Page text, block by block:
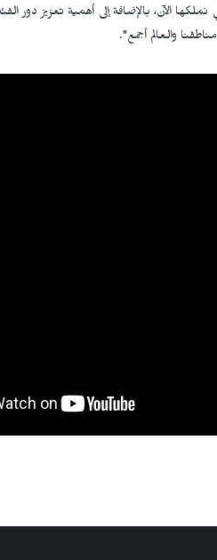
الآن، بالإضافة إلى أهمية تعزيز دور
والعالم أجمع".